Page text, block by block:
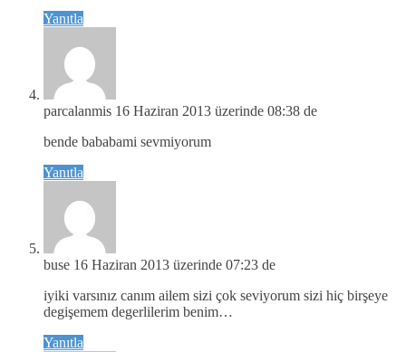
Yanıtla
parcalanmis 16 Haziran 2013 üzerinde 08:38 de
bende bababami sevmiyorum
Yanıtla
buse 16 Haziran 2013 üzerinde 07:23 de
iyiki varsınız canım ailem sizi çok seviyorum sizi hiç birşeye
degişemem degerlilerim benim…
Yanıtla